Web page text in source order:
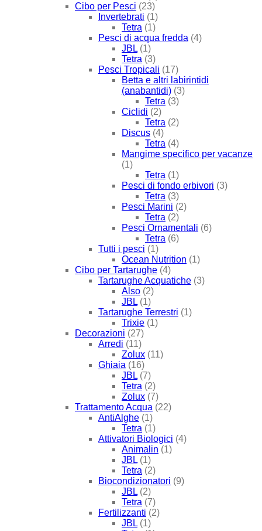
Cibo per Pesci (23)
Invertebrati (1)
Tetra (1)
Pesci di acqua fredda (4)
JBL (1)
Tetra (3)
Pesci Tropicali (17)
Betta e altri labirintidi
(anabantidi) (3)
Tetra (3)
Ciclidi (2)
Tetra (2)
Discus (4)
Tetra (4)
Mangime specifico per vacanze
(1)
Tetra (1)
Pesci di fondo erbivori (3)
Tetra (3)
Pesci Marini (2)
Tetra (2)
Pesci Ornamentali (6)
Tetra (6)
Tutti i pesci (1)
Ocean Nutrition (1)
Cibo per Tartarughe (4)
Tartarughe Acquatiche (3)
Also (2)
JBL (1)
Tartarughe Terrestri (1)
Trixie (1)
Decorazioni (27)
Arredi (11)
Zolux (11)
Ghiaia (16)
JBL (7)
Tetra (2)
Zolux (7)
Trattamento Acqua (22)
AntiAlghe (1)
Tetra (1)
Attivatori Biologici (4)
Animalin (1)
JBL (1)
Tetra (2)
Biocondizionatori (9)
JBL (2)
Tetra (7)
Fertilizzanti (2)
JBL (1)